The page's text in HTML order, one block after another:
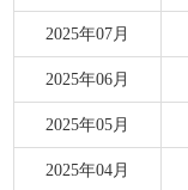
2025年07月
2025年06月
2025年05月
2025年04月